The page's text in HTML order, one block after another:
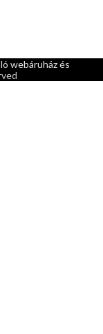
webáruház és